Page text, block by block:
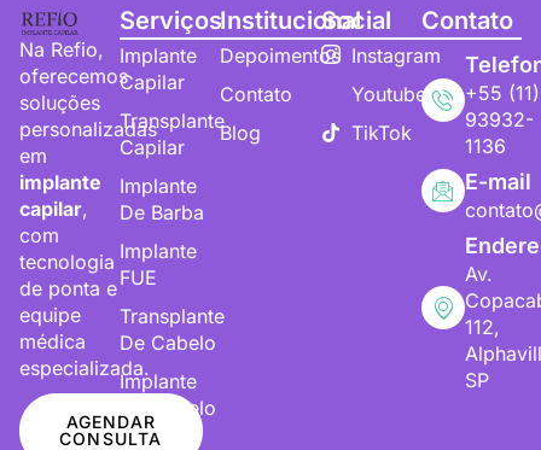
Na Refio,
oferecemos
soluções
personalizadas
em
implante
capilar,
com
tecnologia
de ponta e
equipe
médica
especializada.
AGENDAR
CONSULTA
Serviços
Implante
Capilar
Transplante
Capilar
Implante
De Barba
Implante
FUE
Transplante
De Cabelo
Implante
De Cabelo
Institucional
Depoimentos
Contato
Blog
Social
Instagram
Youtube
TikTok
Contato
+55 (11)
93932-
1136
E-mail
Av.
112,
SP